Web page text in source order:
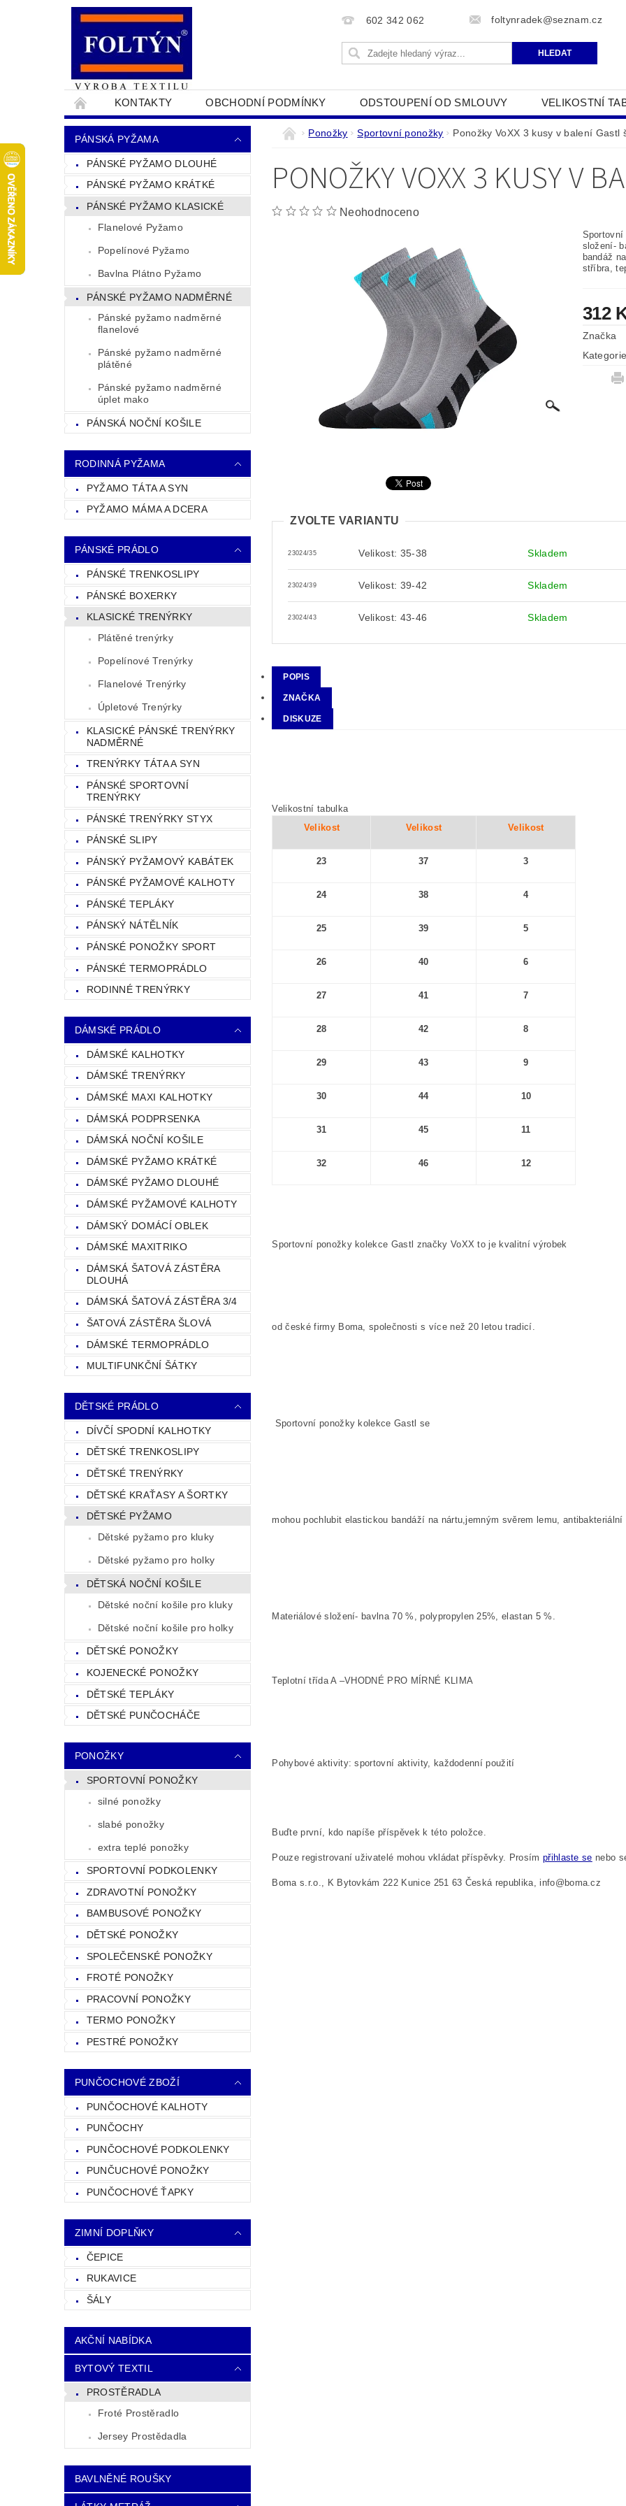
602 342 062 foltynradek@seznam.cz
KONTAKTY OBCHODNÍ PODMÍNKY ODSTOUPENÍ OD SMLOUVY VELIKOSTNÍ
PRO OBCHODNÍKY NAPIŠTE NÁM JAK POUŽÍVÁME COOKIES PODMÍNKY OCHRANY
PÁNSKÁ PYŽAMA
PÁNSKÉ PYŽAMO DLOUHÉ
PÁNSKÉ PYŽAMO KRÁTKÉ
PÁNSKÉ PYŽAMO KLASICKÉ
Flanelové Pyžamo
Popelínové Pyžamo
Bavlna Plátno Pyžamo
PÁNSKÉ PYŽAMO NADMĚRNÉ
Pánské pyžamo nadměrné
flanelové
Pánské pyžamo nadměrné
plátěné
Pánské pyžamo nadměrné
úplet mako
PÁNSKÁ NOČNÍ KOŠILE
RODINNÁ PYŽAMA
PYŽAMO TÁTA A SYN
PYŽAMO MÁMA A DCERA
PÁNSKÉ PRÁDLO
PÁNSKÉ TRENKOSLIPY
PÁNSKÉ BOXERKY
KLASICKÉ TRENÝRKY
Plátěné trenýrky
Popelínové Trenýrky
Flanelové Trenýrky
Úpletové Trenýrky
KLASICKÉ PÁNSKÉ TRENÝRKY
NADMĚRNÉ
TRENÝRKY TÁTA A SYN
PÁNSKÉ SPORTOVNÍ
TRENÝRKY
PÁNSKÉ TRENÝRKY STYX
PÁNSKÉ SLIPY
PÁNSKÝ PYŽAMOVÝ KABÁTEK
PÁNSKÉ PYŽAMOVÉ KALHOTY
PÁNSKÉ TEPLÁKY
PÁNSKÝ NÁTĚLNÍK
PÁNSKÉ PONOŽKY SPORT
PÁNSKÉ TERMOPRÁDLO
RODINNÉ TRENÝRKY
DÁMSKÉ PRÁDLO
DÁMSKÉ KALHOTKY
DÁMSKÉ TRENÝRKY
DÁMSKÉ MAXI KALHOTKY
DÁMSKÁ PODPRSENKA
DÁMSKÁ NOČNÍ KOŠILE
DÁMSKÉ PYŽAMO KRÁTKÉ
DÁMSKÉ PYŽAMO DLOUHÉ
DÁMSKÉ PYŽAMOVÉ KALHOTY
DÁMSKÝ DOMÁCÍ OBLEK
DÁMSKÉ MAXITRIKO
DÁMSKÁ ŠATOVÁ ZÁSTĚRA
DLOUHÁ
DÁMSKÁ ŠATOVÁ ZÁSTĚRA 3/4
ŠATOVÁ ZÁSTĚRA ŠLOVÁ
DÁMSKÉ TERMOPRÁDLO
MULTIFUNKČNÍ ŠÁTKY
DĚTSKÉ PRÁDLO
DÍVČÍ SPODNÍ KALHOTKY
DĚTSKÉ TRENKOSLIPY
DĚTSKÉ TRENÝRKY
DĚTSKÉ KRAŤASY A ŠORTKY
DĚTSKÉ PYŽAMO
Dětské pyžamo pro kluky
Dětské pyžamo pro holky
DĚTSKÁ NOČNÍ KOŠILE
Dětské noční košile pro kluky
Dětské noční košile pro holky
DĚTSKÉ PONOŽKY
KOJENECKÉ PONOŽKY
DĚTSKÉ TEPLÁKY
DĚTSKÉ PUNČOCHÁČE
PONOŽKY
SPORTOVNÍ PONOŽKY
silné ponožky
slabé ponožky
extra teplé ponožky
SPORTOVNÍ PODKOLENKY
ZDRAVOTNÍ PONOŽKY
BAMBUSOVÉ PONOŽKY
DĚTSKÉ PONOŽKY
SPOLEČENSKÉ PONOŽKY
FROTÉ PONOŽKY
PRACOVNÍ PONOŽKY
TERMO PONOŽKY
PESTRÉ PONOŽKY
PUNČOCHOVÉ ZBOŽÍ
PUNČOCHOVÉ KALHOTY
PUNČOCHY
PUNČOCHOVÉ PODKOLENKY
PUNČUCHOVÉ PONOŽKY
PUNČOCHOVÉ ŤAPKY
ZIMNÍ DOPLŇKY
ČEPICE
RUKAVICE
ŠÁLY
AKČNÍ NABÍDKA
BYTOVÝ TEXTIL
PROSTĚRADLA
Froté Prostěradlo
Jersey Prostědadla
BAVLNĚNÉ ROUŠKY
Ponožky Sportovní ponožky Ponožky VoXX 3 kusy v balení Gastl
PONOŽKY VOXX 3 KUSY V
Neohodnoceno
složení-
bandáž
stříbra,
312
Značka
Kategorie
ZVOLTE VARIANTU
23024/35 Velikost: 35-38 Skladem
23024/39 Velikost: 39-42 Skladem
23024/43 Velikost: 43-46 Skladem
POPIS
ZNAČKA
DISKUZE
Velikostní tabulka
Velikost
Velikost Velikost
23 37 3
24 38 4
25 39 5
26 40 6
27 41 7
28 42 8
29 43 9
30 44 10
31 45 11
32 46 12
Sportovní ponožky kolekce Gastl značky VoXX to je kvalitní výrobek
od české firmy Boma, společnosti s více než 20 letou tradicí.
Sportovní ponožky kolekceGastl se
mohou pochlubit elastickou bandáží na nártu,jemným svěrem lemu,
Materiálové složení- bavlna 70 %, polypropylen 25%, elastan 5 %.
Teplotní třída A –VHODNÉ PRO MÍRNÉ KLIMA
Pohybové aktivity: sportovní aktivity, každodenní použití
Buďte první, kdo napíše příspěvek k této položce.
Pouze registrovaní uživatelé mohou vkládat příspěvky. Prosím přihlaste se nebo
Boma s.r.o., K Bytovkám 222 Kunice 251 63 Česká republika, info@boma.cz